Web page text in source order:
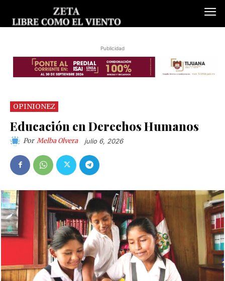
Publicidad
OPINIONEZ
Educación en Derechos Humanos
Por Melba Olvera julio 6, 2026